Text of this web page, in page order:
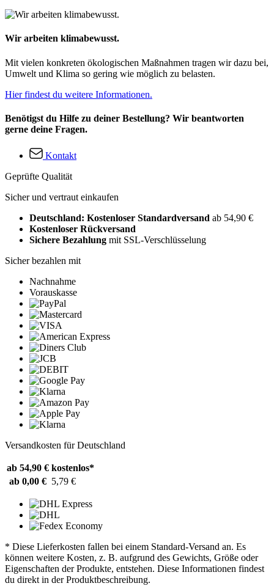
Wir arbeiten klimabewusst.
Mit vielen konkreten ökologischen Maßnahmen tragen wir dazu bei,
Umwelt und Klima so gering wie möglich zu belasten.
Hier findest du weitere Informationen.
Benötigst du Hilfe zu deiner Bestellung? Wir beantworten
gerne deine Fragen.
Kontakt
Geprüfte Qualität
Sicher und vertraut einkaufen
Deutschland: Kostenloser Standardversand ab 54,90 €
Kostenloser Rückversand
Sichere Bezahlung mit SSL-Verschlüsselung
Sicher bezahlen mit
Nachnahme
Vorauskasse
Versandkosten für Deutschland
ab 54,90 € kostenlos*
ab 0,00 € 5,79 €
* Diese Lieferkosten fallen bei einem Standard-Versand an. Es
können weitere Kosten, z. B. aufgrund des Gewichts, Größe oder
Eigenschaften der Produkte, entstehen. Diese Informationen findest
du direkt in der Produktbeschreibung.